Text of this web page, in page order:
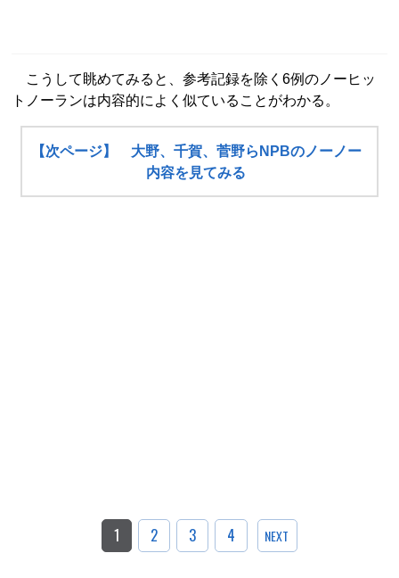
こうして眺めてみると、参考記録を除く6例のノーヒッ
トノーランは内容的によく似ていることがわかる。
【次ページ】 大野、千賀、菅野らNPBのノーノー
内容を見てみる
1 2 3 4 NEXT